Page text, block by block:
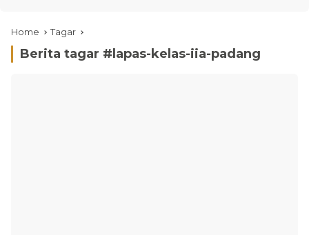
Home Tagar
Berita tagar # lapas-kelas-iia-padang